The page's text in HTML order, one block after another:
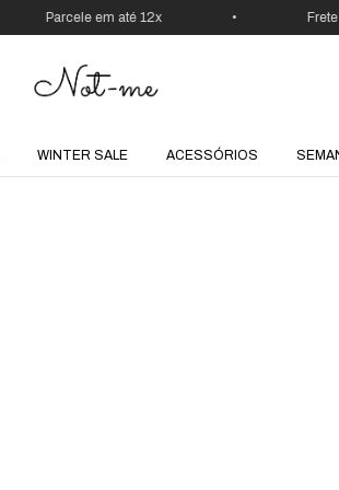
Parcele em até 12x Frete
WINTER SALE ACESSÓRIOS